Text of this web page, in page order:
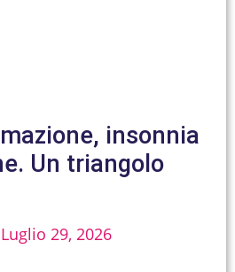
insonnia
Un triangolo
Luglio 29, 2026